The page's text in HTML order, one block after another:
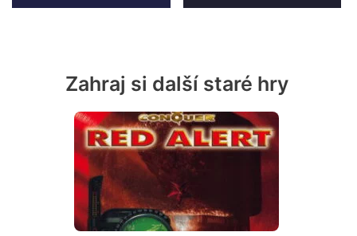
Zahraj si další staré hry